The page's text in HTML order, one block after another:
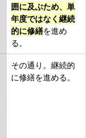
囲に及ぶため、単
年度ではなく継続
的に修繕を進め
る。
その通り。継続的
に修繕を進める。